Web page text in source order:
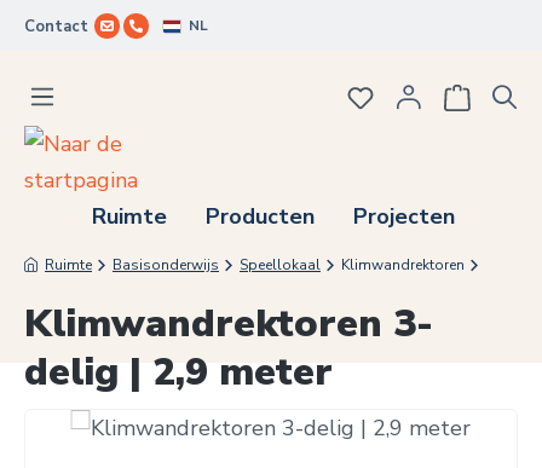
Ga naar de hoofdinhoud
Contact NL
Ruimte Producten Projecten
Je hebt 0 items
Ruimte Basisonderwijs Speellokaal Klimwandrektoren
Klimwandrektoren 3-
delig | 2,9 meter
Afbeeldingengalerij overslaan